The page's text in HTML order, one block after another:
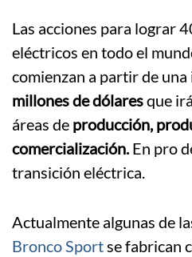
Las acciones para lograr
eléctricos en todo el
comienzan a partir de
millones de dólaresque
áreas de producción,
comercialización.En pro
transición eléctrica.
Actualmente algunas de
Bronco Sportse fabrican